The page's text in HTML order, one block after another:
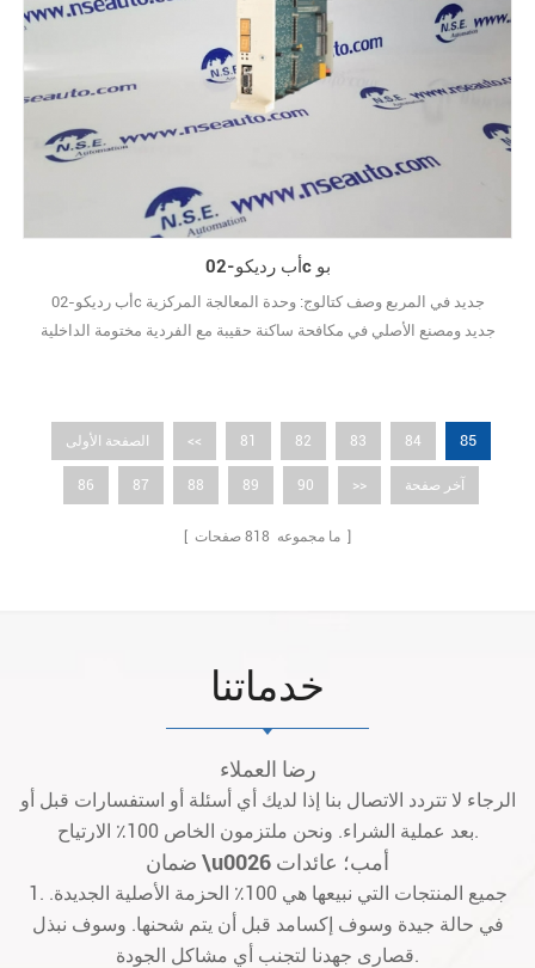
أب رديكو-02c بو
أب رديكو-02c جديد في المربع وصف كتالوج: وحدة المعالجة المركزية
جديد ومصنع الأصلي في مكافحة ساكنة حقيبة مع الفردية مختومة الداخلية
الصفحة الأولى << 81 82 83 84 85
86 87 88 89 90 >> آخر صفحة
[ ما مجموعه 818 صفحات ]
خدماتنا
رضا العملاء
الرجاء لا تتردد الاتصال بنا إذا لديك أي أسئلة أو استفسارات قبل أو
بعد عملية الشراء. ونحن ملتزمون الخاص 100٪ الارتياح.
ضمان \u0026 أمب؛ عائدات
1. جميع المنتجات التي نبيعها هي 100٪ الحزمة الأصلية الجديدة.
في حالة جيدة وسوف إكسامد قبل أن يتم شحنها. وسوف نبذل
قصارى جهدنا لتجنب أي مشاكل الجودة.